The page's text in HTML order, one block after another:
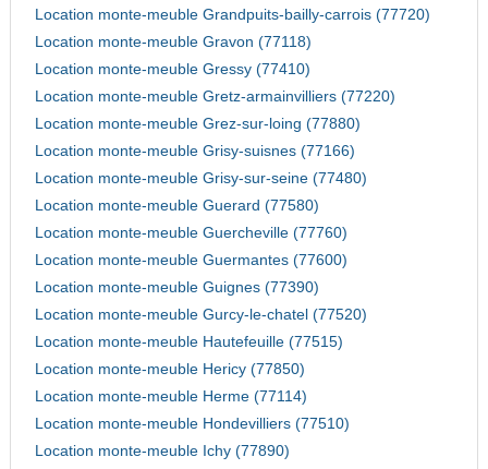
Location monte-meuble Grandpuits-bailly-carrois (77720)
Location monte-meuble Gravon (77118)
Location monte-meuble Gressy (77410)
Location monte-meuble Gretz-armainvilliers (77220)
Location monte-meuble Grez-sur-loing (77880)
Location monte-meuble Grisy-suisnes (77166)
Location monte-meuble Grisy-sur-seine (77480)
Location monte-meuble Guerard (77580)
Location monte-meuble Guercheville (77760)
Location monte-meuble Guermantes (77600)
Location monte-meuble Guignes (77390)
Location monte-meuble Gurcy-le-chatel (77520)
Location monte-meuble Hautefeuille (77515)
Location monte-meuble Hericy (77850)
Location monte-meuble Herme (77114)
Location monte-meuble Hondevilliers (77510)
Location monte-meuble Ichy (77890)